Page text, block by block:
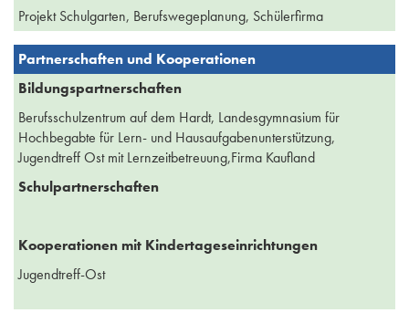
Projekt Schulgarten, Berufswegeplanung, Schülerfirma
Partnerschaften und Kooperationen
Bildungspartnerschaften
Berufsschulzentrum auf dem Hardt, Landesgymnasium für
Hochbegabte für Lern- und Hausaufgabenunterstützung,
Jugendtreff Ost mit Lernzeitbetreuung,Firma Kaufland
Schulpartnerschaften
Kooperationen mit Kindertageseinrichtungen
Jugendtreff-Ost